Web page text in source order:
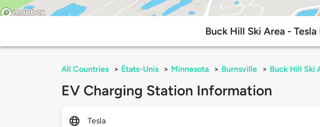
Buck Hill Ski Area -
All Countries > États-Unis > Minnesota > Burnsville > Buck Hill Ski
EV Charging Station Information
Tesla